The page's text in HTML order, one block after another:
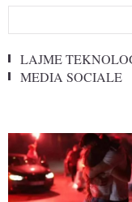
LAJME
MEDIA SOCIALE